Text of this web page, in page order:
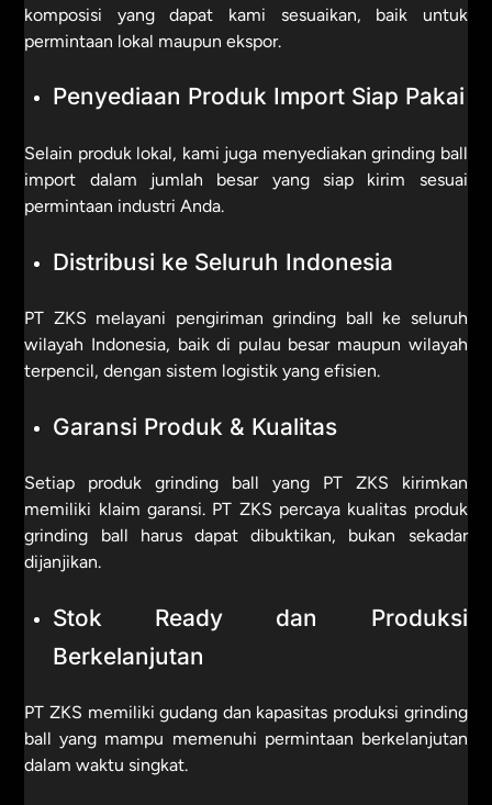
komposisi yang dapat kami sesuaikan, baik untuk
permintaan lokal maupun ekspor.
Penyediaan Produk Import Siap Pakai
Selain produk lokal, kami juga menyediakan grinding ball
import dalam jumlah besar yang siap kirim sesuai
permintaan industri Anda.
Distribusi ke Seluruh Indonesia
PT ZKS melayani pengiriman grinding ball ke seluruh
wilayah Indonesia, baik di pulau besar maupun wilayah
terpencil, dengan sistem logistik yang efisien.
Garansi Produk & Kualitas
Setiap produk grinding ball yang PT ZKS kirimkan
memiliki klaim garansi. PT ZKS percaya kualitas produk
grinding ball harus dapat dibuktikan, bukan sekadar
dijanjikan.
Stok Ready dan Produksi
Berkelanjutan
PT ZKS memiliki gudang dan kapasitas produksi grinding
ball yang mampu memenuhi permintaan berkelanjutan
dalam waktu singkat.